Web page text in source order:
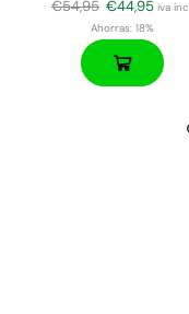
€54,95 €44,95 iva
Ahorras: 18%